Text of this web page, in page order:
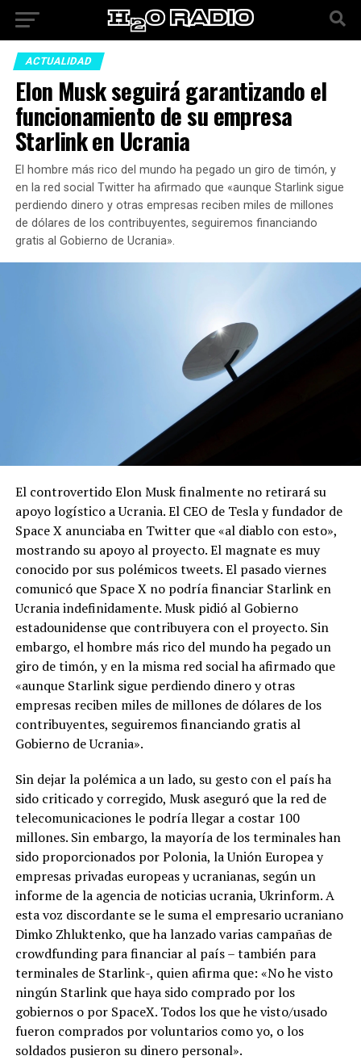
ACTUALIDAD
Elon Musk seguirá garantizando el
funcionamiento de su empresa
Starlink en Ucrania
El hombre más rico del mundo ha pegado un giro de timón, y
en la red social Twitter ha afirmado que «aunque Starlink sigue
perdiendo dinero y otras empresas reciben miles de millones
de dólares de los contribuyentes, seguiremos financiando
gratis al Gobierno de Ucrania».
El controvertido Elon Musk finalmente no retirará su
apoyo logístico a Ucrania. El CEO de Tesla y fundador de
Space X anunciaba en Twitter que «al diablo con esto»,
mostrando su apoyo al proyecto. El magnate es muy
conocido por sus polémicos tweets. El pasado viernes
comunicó que Space X no podría financiar Starlink en
Ucrania indefinidamente. Musk pidió al Gobierno
estadounidense que contribuyera con el proyecto. Sin
embargo, el hombre más rico del mundo ha pegado un
giro de timón, y en la misma red social ha afirmado que
«aunque Starlink sigue perdiendo dinero y otras
empresas reciben miles de millones de dólares de los
contribuyentes, seguiremos financiando gratis al
Gobierno de Ucrania».
Sin dejar la polémica a un lado, su gesto con el país ha
sido criticado y corregido, Musk aseguró que la red de
telecomunicaciones le podría llegar a costar 100
millones. Sin embargo, la mayoría de los terminales han
sido proporcionados por Polonia, la Unión Europea y
empresas privadas europeas y ucranianas, según un
informe de la agencia de noticias ucrania, Ukrinform. A
esta voz discordante se le suma el empresario ucraniano
Dimko Zhluktenko, que ha lanzado varias campañas de
crowdfunding para financiar al país – también para
terminales de Starlink-, quien afirma que: «No he visto
ningún Starlink que haya sido comprado por los
gobiernos o por SpaceX. Todos los que he visto/usado
fueron comprados por voluntarios como yo, o los
soldados pusieron su dinero personal».